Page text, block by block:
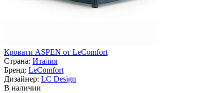
Кровати ASPEN от LeComfort
Страна: Италия
Бренд: LeComfort
Дизайнер: LC Design
В наличии